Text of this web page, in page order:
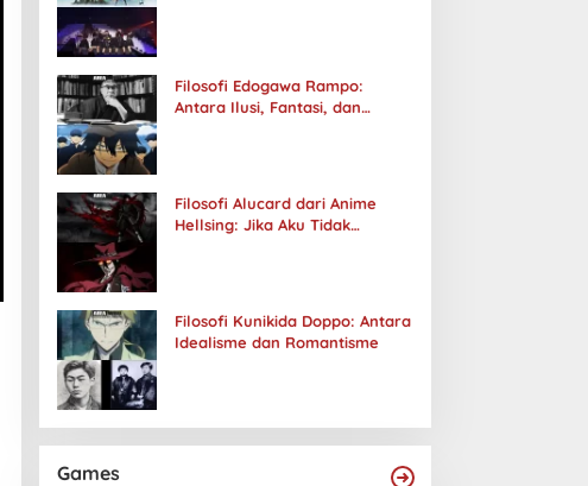
Filosofi Edogawa Rampo:
Antara Ilusi, Fantasi, dan
Filosofi Alucard dari Anime
Hellsing: Jika Aku Tidak
Filosofi Kunikida Doppo: Antara
Idealisme dan Romantisme
Games